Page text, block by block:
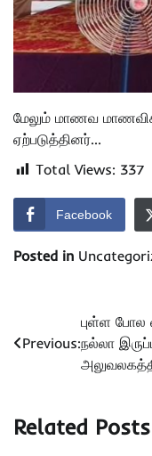
மேலும் மாணவ
ஏற்படுத்தினர்…
Total Views: 337
Facebook
Posted in
navigation
Previous:
புள்ள
நல்லா
Related Posts